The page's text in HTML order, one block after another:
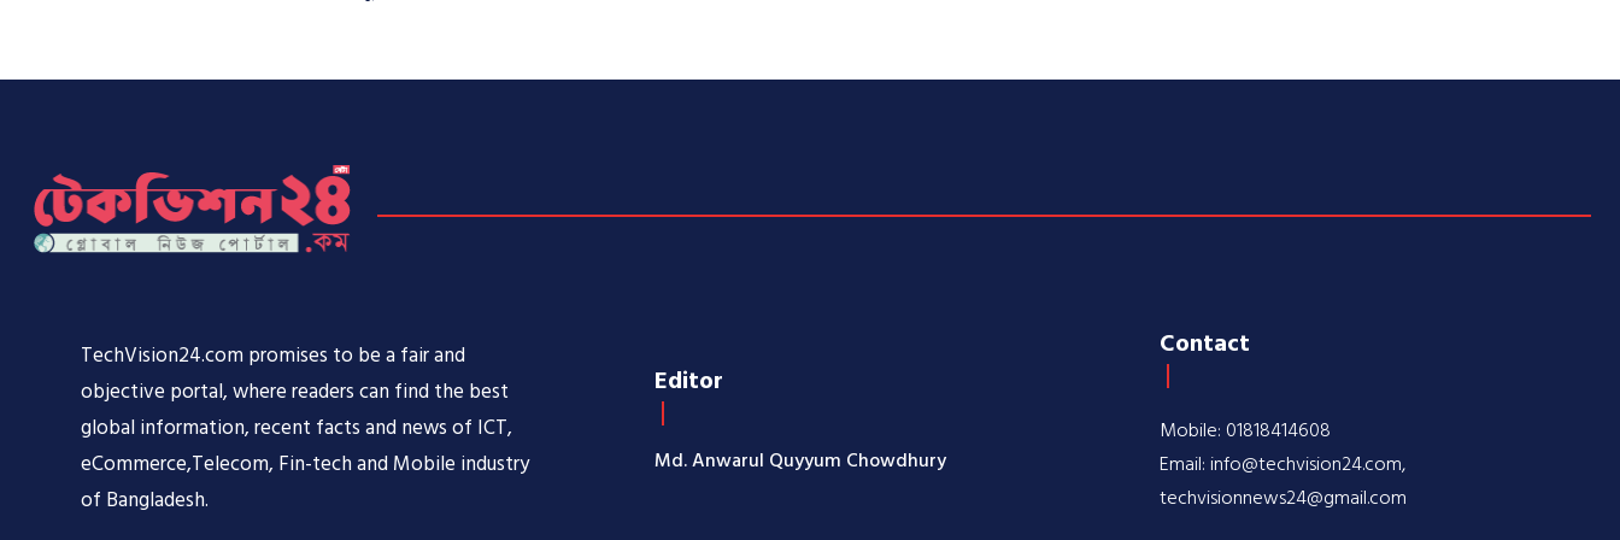
TechVision24.com promises to be a fair and
objective portal, where readers can find the best
global information, recent facts and news of ICT,
eCommerce,Telecom, Fin-tech and Mobile industry
of Bangladesh.
Editor
Md. Anwarul Quyyum Chowdhury
Contact
Mobile: 01818414608
Email: info@techvision24.com,
techvisionnews24@gmail.com